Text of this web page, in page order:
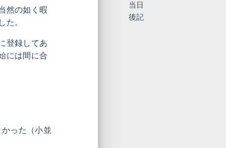
然の如く暇
た。
登録してあ
には間に合
った（小並
当日
OSCといえばシールですよね
後記